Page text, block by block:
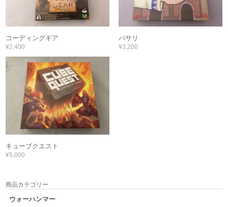
コーディングギア
¥2,400
バサリ
¥3,200
キューブクエスト
¥5,000
商品カテゴリー
ウォーハンマー